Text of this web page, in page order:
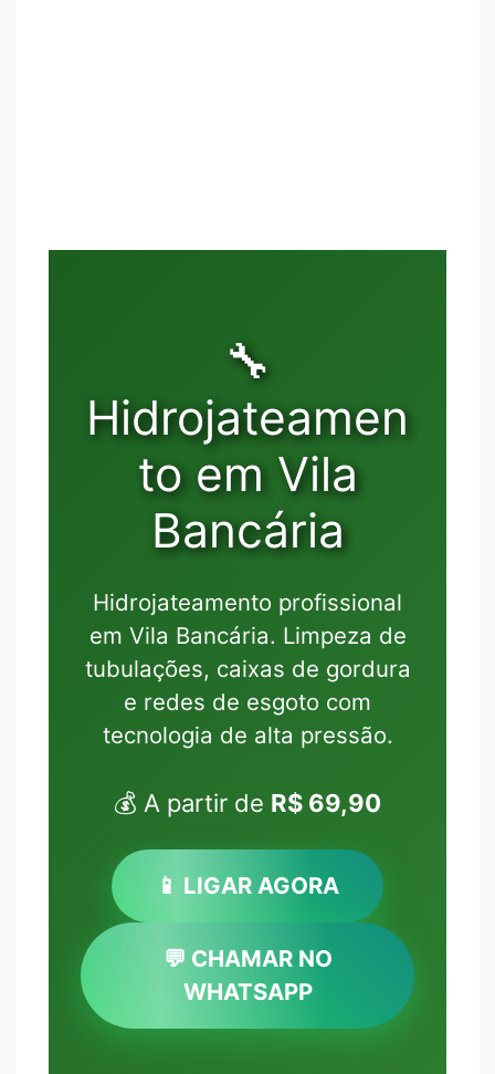
🔧
Hidrojateamen
to em Vila
Bancária
Hidrojateamento profissional
em Vila Bancária. Limpeza de
tubulações, caixas de gordura
e redes de esgoto com
tecnologia de alta pressão.
💰 A partir de R$ 69,90
📱 LIGAR AGORA
💬 CHAMAR NO
WHATSAPP